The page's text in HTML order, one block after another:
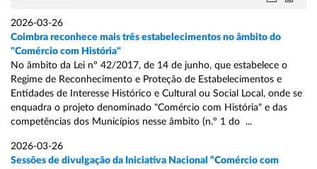
2026-03-26
Coimbra reconhece mais três estabelecimentos no âmbito do
"Comércio com História"
No âmbito da Lei nº 42/2017, de 14 de junho, que estabelece o
Regime de Reconhecimento e Proteção de Estabelecimentos e
Entidades de Interesse Histórico e Cultural ou Social Local, onde se
enquadra o projeto denominado "Comércio com História" e das
competências dos Municípios nesse âmbito (n.º 1 do ...
2026-03-26
Sessões de divulgação da Iniciativa Nacional “Comércio com